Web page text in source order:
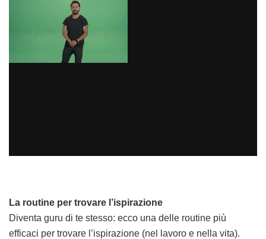
La routine per trovare l’ispirazione
Diventa guru di te stesso: ecco una delle routine più
efficaci per trovare l’ispirazione (nel lavoro e nella vita).